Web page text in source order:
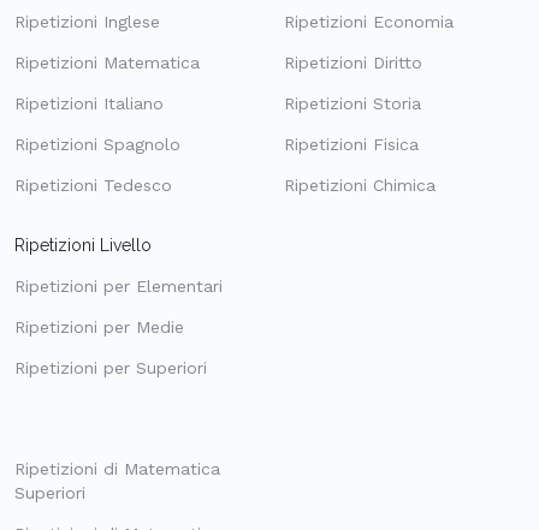
Ripetizioni Inglese
Ripetizioni Matematica
Ripetizioni Italiano
Ripetizioni Spagnolo
Ripetizioni Tedesco
Ripetizioni Economia
Ripetizioni Diritto
Ripetizioni Storia
Ripetizioni Fisica
Ripetizioni Chimica
Ripetizioni Livello
Ripetizioni per Elementari
Ripetizioni per Medie
Ripetizioni per Superiori
Ripetizioni di Matematica
Superiori